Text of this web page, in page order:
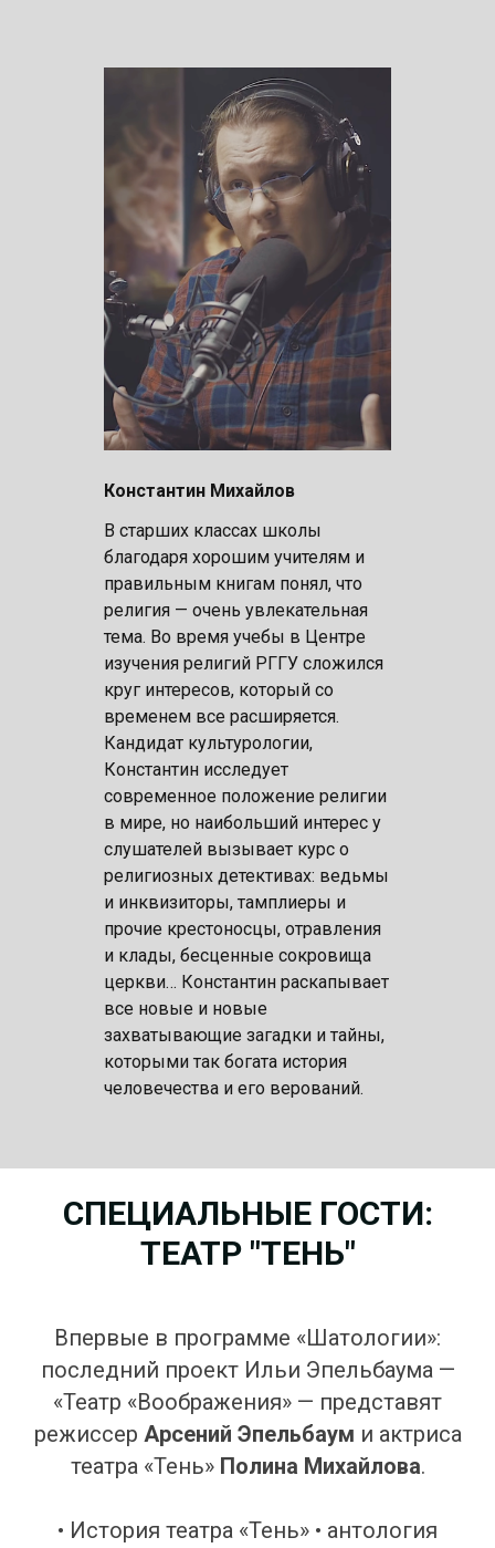
Константин Михайлов
В старших классах школы
благодаря хорошим учителям и
правильным книгам понял, что
религия — очень увлекательная
тема. Во время учебы в Центре
изучения религий РГГУ сложился
круг интересов, который со
временем все расширяется.
Кандидат культурологии,
Константин исследует
современное положение религии
в мире, но наибольший интерес у
слушателей вызывает курс о
религиозных детективах: ведьмы
и инквизиторы, тамплиеры и
прочие крестоносцы, отравления
и клады, бесценные сокровища
церкви… Константин раскапывает
все новые и новые
захватывающие загадки и тайны,
которыми так богата история
человечества и его верований.
СПЕЦИАЛЬНЫЕ ГОСТИ:
ТЕАТР "ТЕНЬ"
Впервые в программе «Шатологии»:
последний проект Ильи Эпельбаума —
«Театр «Воображения» — представят
режиссер Арсений Эпельбаум и актриса
театра «Тень» Полина Михайлова.
• История театра «Тень» • антология